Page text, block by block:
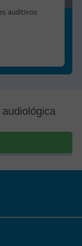
auditivos